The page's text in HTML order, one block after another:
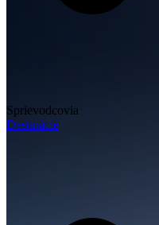
Sprievodcovia
Destinácie